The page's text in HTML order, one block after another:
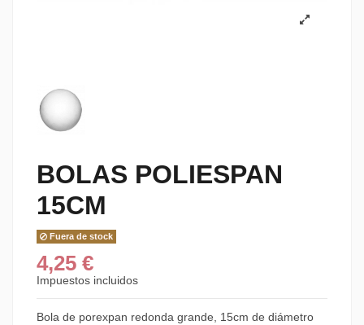
BOLAS POLIESPAN
15CM
Fuera de stock
4,25 €
Impuestos incluidos
Bola de porexpan redonda grande, 15cm de diámetro